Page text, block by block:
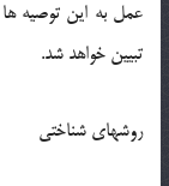
عمل به اين توصيه
تبيين خواهد شد.
روشهاي شناختي